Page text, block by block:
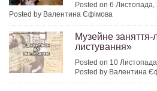
Posted on 6 Листопада,
Posted by Валентина Єфімова
Музейне заняття-
листування»
Posted on 10
Posted by Валентина